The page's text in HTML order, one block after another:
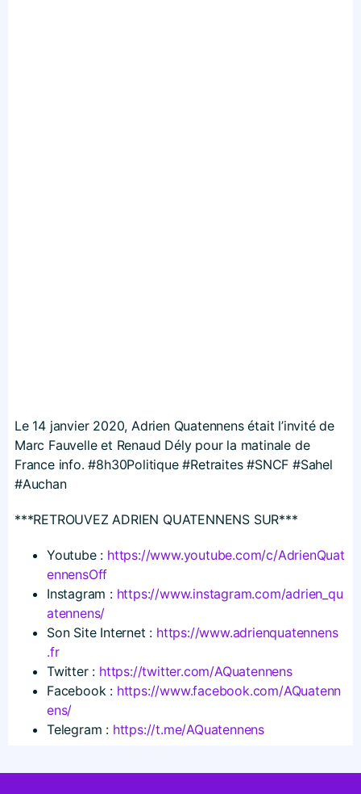
Le 14 janvier 2020, Adrien Quatennens était l’invité de
Marc Fauvelle et Renaud Dély pour la matinale de
France info. #8h30Politique #Retraites #SNCF #Sahel
#Auchan
***RETROUVEZ ADRIEN QUATENNENS SUR***
Youtube : https://​www​.youtube​.com/​c​/​A​d​r​i​e​n​Q​u​a​t​
e​n​n​e​n​s​Off
Instagram : https://​www​.instagram​.com/​a​d​r​i​e​n​_​q​u​
a​t​e​n​n​e​ns/
Son Site Internet : https://​www​.adrienquatennens​
.fr
Twitter : https://​twitter​.com/​A​Q​u​a​t​e​n​n​ens
Facebook : https://​www​.facebook​.com/​A​Q​u​a​t​e​n​n​
e​ns/
Telegram : https://t.me/AQuatennens